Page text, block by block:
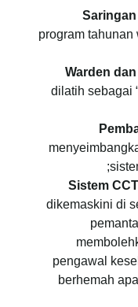
program
Warden
dilatih sebagai
Sistem
dikemaskini di
pengawal
berhemah